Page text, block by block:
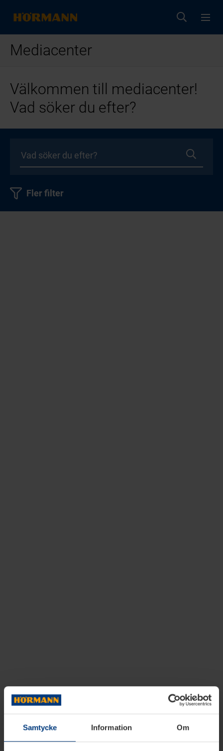
Samtycke Information Om
Mediacenter
Välkommen till mediacenter!
Vad söker du efter?
Fler filter